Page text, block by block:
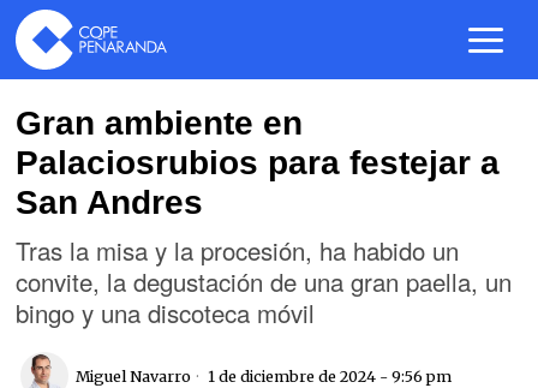
Gran ambiente en
Palaciosrubios para festejar a
San Andres
Tras la misa y la procesión, ha habido un
convite, la degustación de una gran paella, un
bingo y una discoteca móvil
Miguel Navarro 1 de diciembre de 2024 - 9:56 pm